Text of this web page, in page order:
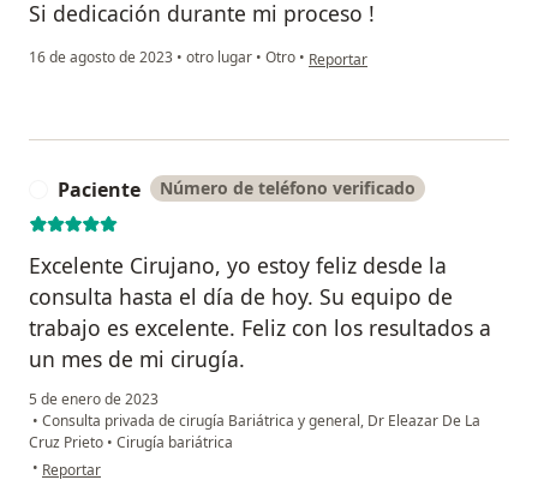
Si dedicación durante mi proceso !
16 de agosto de 2023 • otro lugar • Otro • en opinión del usuario Luisa
Reportar
Paciente Número de teléfono verificado
Excelente Cirujano, yo estoy feliz desde la
consulta hasta el día de hoy. Su equipo de
trabajo es excelente. Feliz con los resultados a
un mes de mi cirugía.
5 de enero de 2023
• Consulta privada de cirugía Bariátrica y general, Dr Eleazar De La
Cruz Prieto • Cirugía bariátrica
• en opinión del usuario Paciente
Reportar